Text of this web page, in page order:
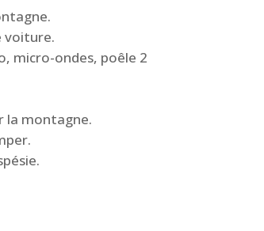
voiture.
micro-ondes, poêle 2
la montagne.